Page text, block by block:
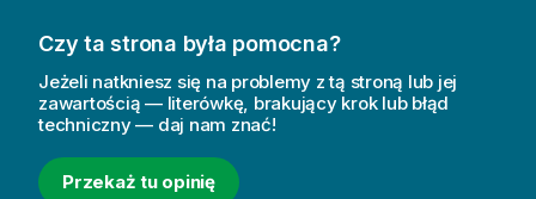
Czy ta strona była pomocna?
Jeżeli natkniesz się na problemy z tą stroną lub jej
zawartością — literówkę, brakujący krok lub błąd
techniczny — daj nam znać!
Przekaż tu opinię